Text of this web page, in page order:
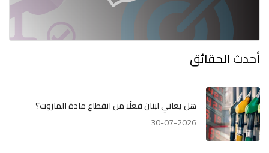
أحدث الحقائق
هل يعاني لبنان فعلًا من انقطاع مادة المازوت؟
30-07-2026